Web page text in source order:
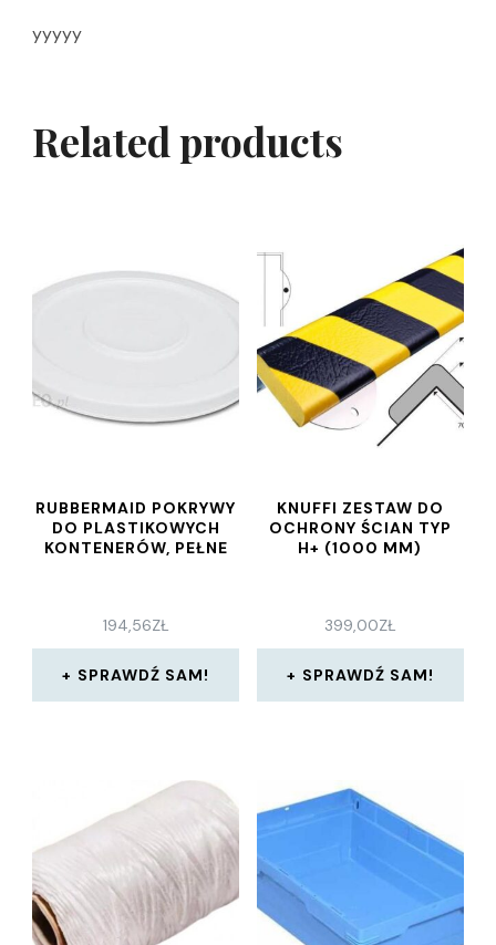
yyyyy
Related products
RUBBERMAID POKRYWY
DO PLASTIKOWYCH
KONTENERÓW, PEŁNE
194,56ZŁ
SPRAWDŹ SAM!
KNUFFI ZESTAW DO
OCHRONY ŚCIAN TYP
H+ (1000 MM)
399,00ZŁ
SPRAWDŹ SAM!